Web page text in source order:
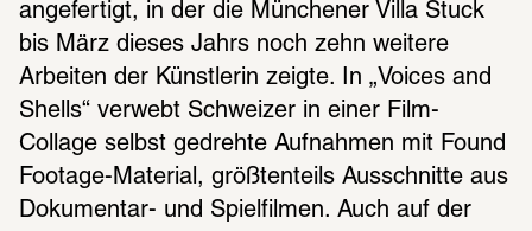
angefertigt, in der die Münchener Villa Stuck
bis März dieses Jahrs noch zehn weitere
Arbeiten der Künstlerin zeigte. In „Voices and
Shells“ verwebt Schweizer in einer Film-
Collage selbst gedrehte Aufnahmen mit Found
Footage-Material, größtenteils Ausschnitte aus
Dokumentar- und Spielfilmen. Auch auf der